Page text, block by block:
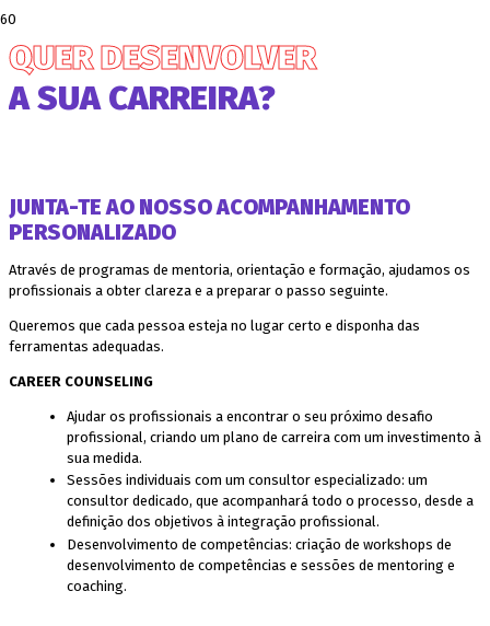
QUER DESENVOLVER
A SUA CARREIRA?
JUNTA-TE AO NOSSO ACOMPANHAMENTO
PERSONALIZADO
Através de programas de mentoria, orientação e formação, ajudamos os
profissionais a obter clareza e a preparar o passo seguinte.
Queremos que cada pessoa esteja no lugar certo e disponha das
ferramentas adequadas.
CAREER COUNSELING
Ajudar os profissionais a encontrar o seu próximo desafio
profissional, criando um plano de carreira com um investimento à
sua medida.
Sessões individuais com um consultor especializado: um
consultor dedicado, que acompanhará todo o processo, desde a
definição dos objetivos à integração profissional.
Desenvolvimento de competências: criação de workshops de
desenvolvimento de competências e sessões de mentoring e
coaching.